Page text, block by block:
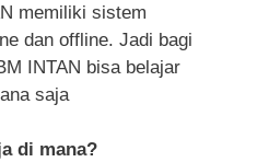
memiliki sistem
dan offline. Jadi bagi
INTAN bisa belajar
saja
di mana?